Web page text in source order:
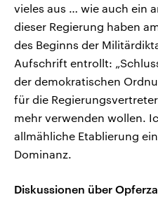
vieles aus … wie auch ein
dieser Regierung haben
des Beginns der
Aufschrift entrollt:
der demokratischen
für die
mehr verwenden wollen.
allmähliche Etablierung
Dominanz.
Diskussionen über